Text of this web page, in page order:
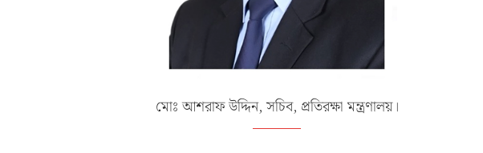
মোঃ আশরাফ উদ্দিন, সচিব, প্রতিরক্ষা মন্ত্রণালয়।